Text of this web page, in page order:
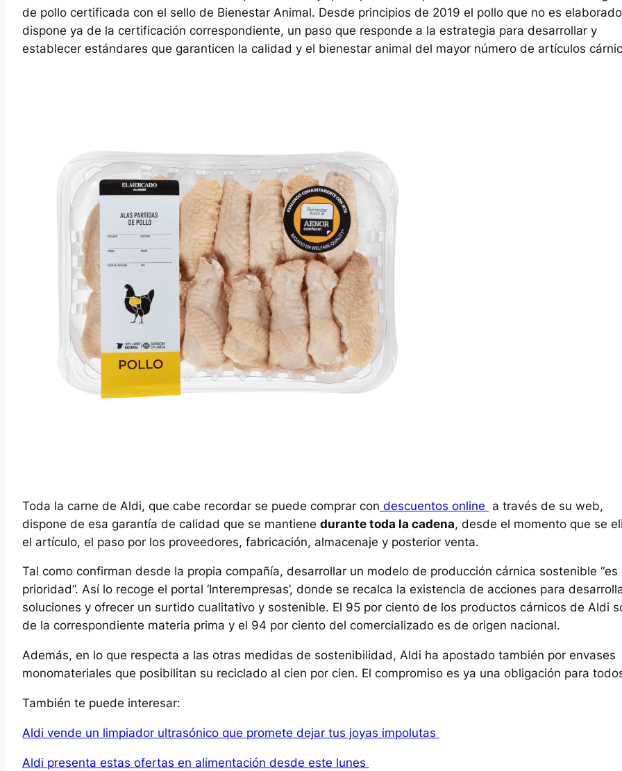
de pollo certificada con el sello de Bienestar Animal. Desde principios de 2019 el pollo que no es elaborado
dispone ya de la certificación correspondiente, un paso que responde a la estrategia para desarrollar y
establecer estándares que garanticen la calidad y el bienestar animal del mayor número de artículos
Toda la carne de Aldi, que cabe recordar se puede comprar con descuentos online a través de su web,
dispone de esa garantía de calidad que se mantiene durante toda la cadena, desde el momento que se
el artículo, el paso por los proveedores, fabricación, almacenaje y posterior venta.
Tal como confirman desde la propia compañía, desarrollar un modelo de producción cárnica sostenible “es
prioridad”. Así lo recoge el portal ‘Interempresas’, donde se recalca la existencia de acciones para
soluciones y ofrecer un surtido cualitativo y sostenible. El 95 por ciento de los productos cárnicos de Aldi
de la correspondiente materia prima y el 94 por ciento del comercializado es de origen nacional.
Además, en lo que respecta a las otras medidas de sostenibilidad, Aldi ha apostado también por envases
monomateriales que posibilitan su reciclado al cien por cien. El compromiso es ya una obligación para
También te puede interesar:
Aldi vende un limpiador ultrasónico que promete dejar tus joyas impolutas
Aldi presenta estas ofertas en alimentación desde este lunes